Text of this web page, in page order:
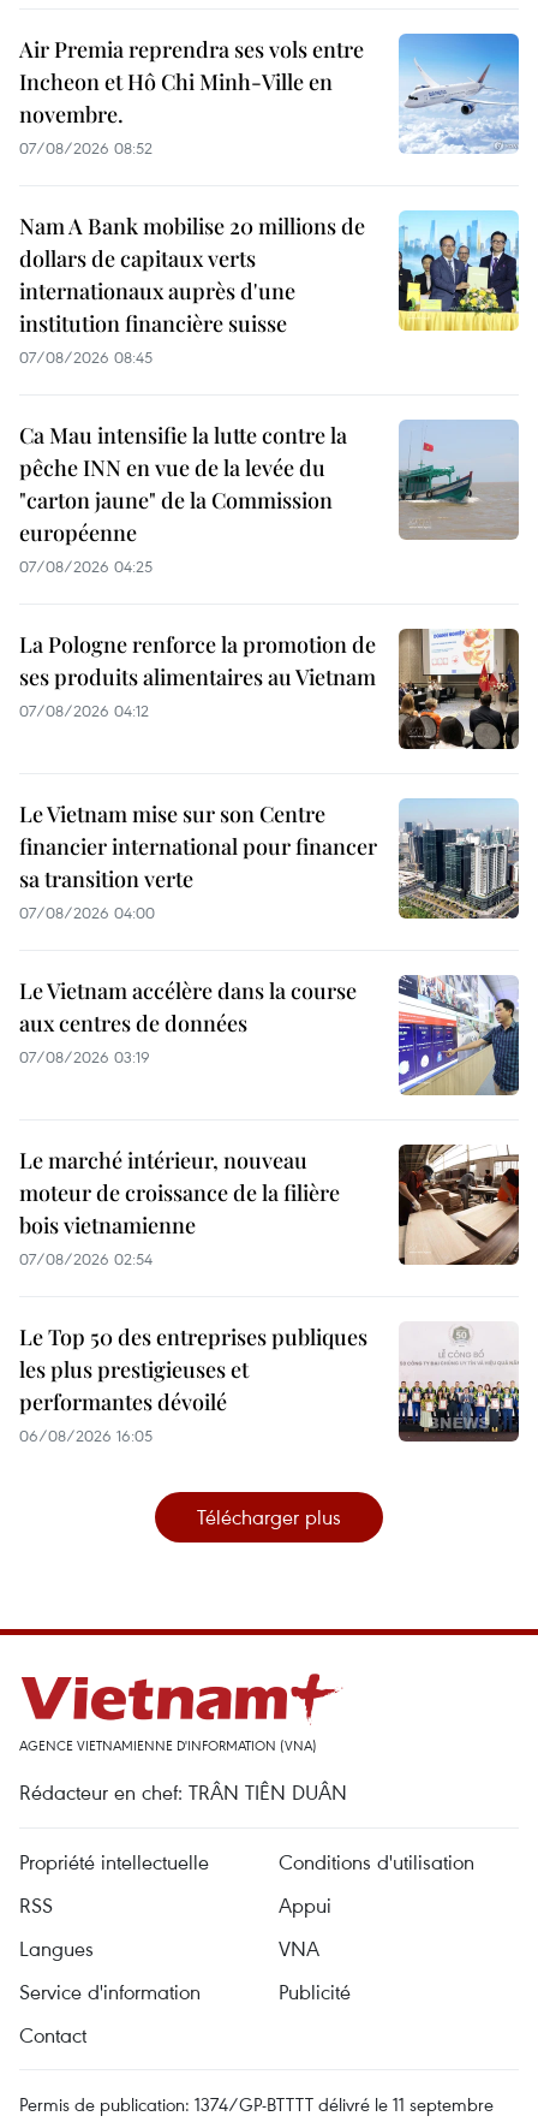
Air Premia reprendra ses vols entre
Incheon et Hô Chi Minh-Ville en
novembre.
07/08/2026 08:52
Nam A Bank mobilise 20 millions de
dollars de capitaux verts
internationaux auprès d'une
institution financière suisse
07/08/2026 08:45
Ca Mau intensifie la lutte contre la
pêche INN en vue de la levée du
"carton jaune" de la Commission
européenne
07/08/2026 04:25
La Pologne renforce la promotion de
ses produits alimentaires au Vietnam
07/08/2026 04:12
Le Vietnam mise sur son Centre
financier international pour financer
sa transition verte
07/08/2026 04:00
Le Vietnam accélère dans la course
aux centres de données
07/08/2026 03:19
Le marché intérieur, nouveau
moteur de croissance de la filière
bois vietnamienne
07/08/2026 02:54
Le Top 50 des entreprises publiques
les plus prestigieuses et
performantes dévoilé
06/08/2026 16:05
Télécharger plus
AGENCE VIETNAMIENNE D'INFORMATION (VNA)
Rédacteur en chef: TRÂN TIÊN DUÂN
Propriété intellectuelle
Conditions d'utilisation
RSS
Appui
Langues
VNA
Service d'information
Publicité
Contact
Permis de publication: 1374/GP-BTTTT délivré le 11 septembre